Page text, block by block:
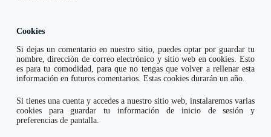
Cookies
Si dejas un comentario en nuestro sitio, puedes optar por guardar tu
nombre, dirección de correo electrónico y sitio web en cookies. Esto
es para tu comodidad, para que no tengas que volver a rellenar esta
información en futuros comentarios. Estas cookies durarán un año.
Si tienes una cuenta y accedes a nuestro sitio web, instalaremos varias
cookies para guardar tu información de inicio de sesión y
preferencias de pantalla.